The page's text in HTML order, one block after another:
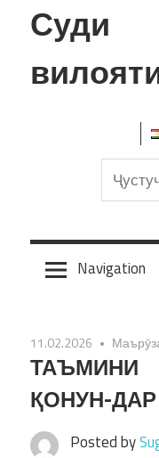
Skip
to
Суди
Navigation
11.02.2026
ҚОНУН-
Posted by